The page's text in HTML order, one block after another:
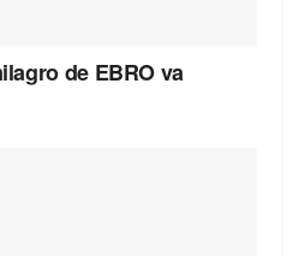
de EBRO va